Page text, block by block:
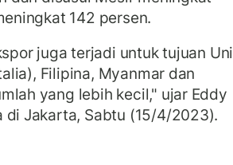
142 persen.
juga terjadi untuk tujuan Uni
Filipina, Myanmar dan
yang lebih kecil," ujar Eddy
di Jakarta, Sabtu (15/4/2023).